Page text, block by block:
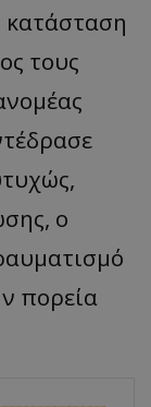
κατάσταση
τους
ο
πορεία